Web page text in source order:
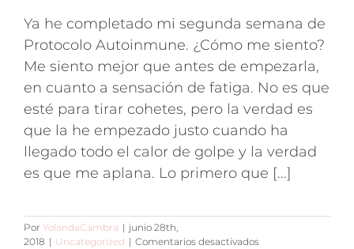
Ya he completado mi segunda semana de
Protocolo Autoinmune. ¿Cómo me siento?
Me siento mejor que antes de empezarla,
en cuanto a sensación de fatiga. No es que
esté para tirar cohetes, pero la verdad es
que la he empezado justo cuando ha
llegado todo el calor de golpe y la verdad
es que me aplana. Lo primero que [...]
Por YolandaCambra | junio 28th,
2018 | Uncategorized | Comentarios desactivadosen